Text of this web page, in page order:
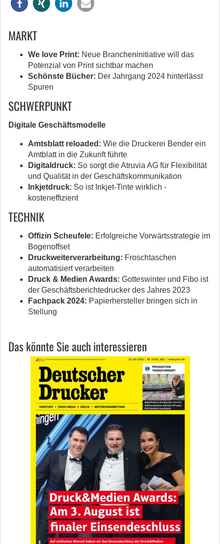
MARKT
We love Print: Neue Brancheninitiative will das
Potenzial von Print sichtbar machen
Schönste Bücher: Der Jahrgang 2024 hinterlässt
Spuren
SCHWERPUNKT
Digitale Geschäftsmodelle
Amtsblatt reloaded: Wie die Druckerei Bender ein
Amtblatt in die Zukunft führte
Digitaldruck: So sorgt die Atruvia AG für ­Flexibilität
und Qualität in der Geschäftskommunikation
Inkjetdruck: So ist Inkjet-Tinte wirklich ­
kosteneffizient
TECHNIK
Offizin Scheufele: Erfolgreiche Vorwärtsstrategie im
Bogenoffset
Druckweiterverarbeitung: Froschtaschen
automatisiert verarbeiten
Druck & Medien Awards: Gotteswinter und Fibo ist
der Geschäftsberichtedrucker des Jahres 2023
Fachpack 2024: Papierhersteller bringen sich in
Stellung
Das könnte Sie auch interessieren